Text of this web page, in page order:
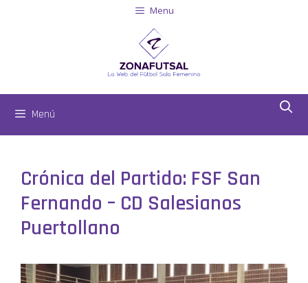
Menu
Menú
Crónica del Partido: FSF San
Fernando – CD Salesianos
Puertollano